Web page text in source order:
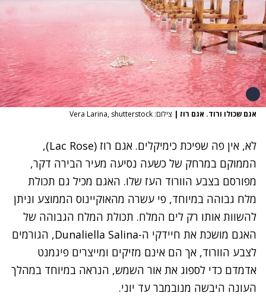
אגם שכולו ורוד. אגם רוז | צילום: Vera Larina, shutterstock
לא, אין פה שפיכת כימיקלים. אגם רוז (Lac Rose)
,
הממוקם במרחק של כשעה נסיעה מעיר הבירה דקר,
מפורסם בצבע הוורוד העז שלו. האגם מכיל גם תכולת
מלח גבוהה במיוחד, פי עשרה מהאוקיינוס ​​הממוצע וניתן
להשוות אותו רק לים המלח. תכולת המלח הגבוהה של
האגם מושכת את חיידקי ה-Dunaliella Salina, הגורמים
לצבע הוורוד, אך הם אינם מזיקים ומייצרים פיגמנט
אדמדם כדי לספוג את אור השמש, הנראה במיוחד במהלך
העונה היבשה מנובמבר עד יוני.